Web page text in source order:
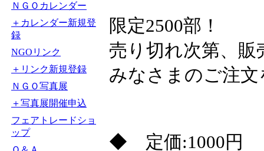
ＮＧＯカレンダー
＋カレンダー新規登
録
NGOリンク
＋リンク新規登録
ＮＧＯ写真展
＋写真展開催申込
フェアトレードショ
ップ
限定2500部！
売り切れ次第、
みなさまのご注
◆ 定価:1000